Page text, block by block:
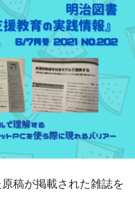
稿が掲載された雑誌を